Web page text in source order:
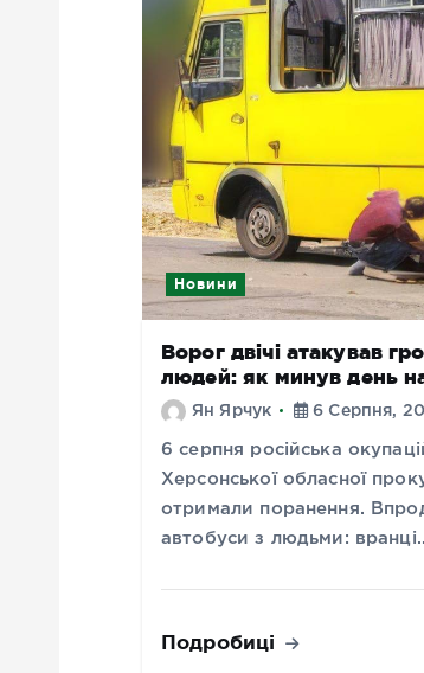
Новини
Ворог двічі атакував
людей: як минув день
Ян Ярчук 6 Серпня,
6 серпня російська
Херсонської обласної
отримали поранення.
автобуси з людьми:
Подробиці